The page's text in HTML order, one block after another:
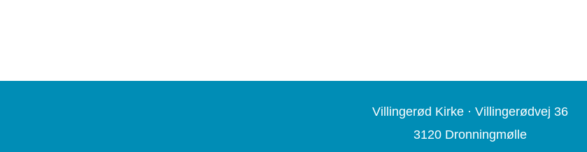
Villingerød Kirke · Villingerødvej 36
3120 Dronningmølle